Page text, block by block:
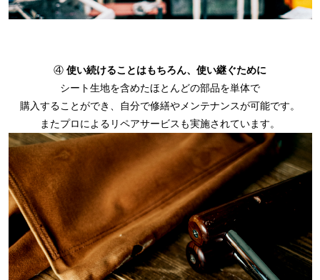
④ 使い続けることはもちろん、使い継ぐために
シート生地を含めたほとんどの部品を単体で
購入することができ、自分で修繕やメンテナンスが可能です。
またプロによるリペアサービスも実施されています。